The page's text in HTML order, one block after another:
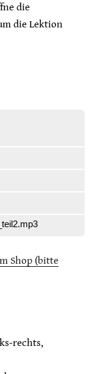
die
die Lektion
Shop (bitte
rechts,